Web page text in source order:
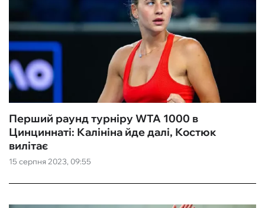
15 серпня 2023, 09:55
Перший раунд турніру WTA 1000 в
Цинциннаті: Калініна йде далі, Костюк
вилітає